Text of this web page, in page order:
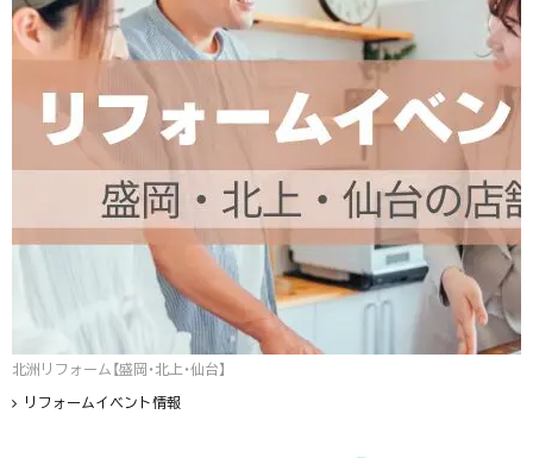
北洲リフォーム【盛岡・北上・仙台】
リフォームイベント情報